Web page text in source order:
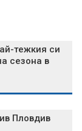
тежкия си
сезона в
Пловдив